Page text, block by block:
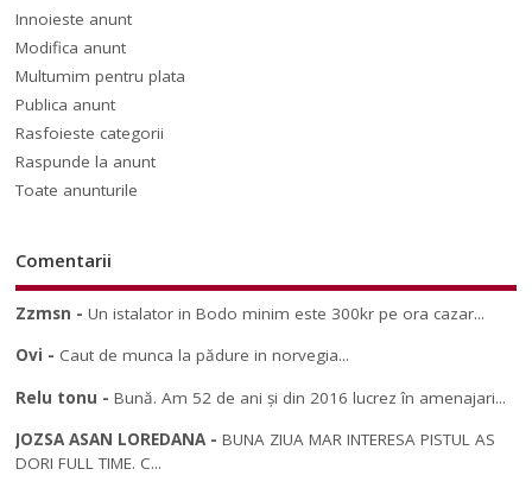
Innoieste anunt
Modifica anunt
Multumim pentru plata
Publica anunt
Rasfoieste categorii
Raspunde la anunt
Toate anunturile
Comentarii
Zzmsn -Un istalator in Bodo minim este 300kr pe ora cazar...
Ovi - Caut de munca la pădure in norvegia...
Relu tonu -Bună. Am 52 de ani și din 2016 lucrez în amenajari...
JOZSA ASAN LOREDANA-BUNA ZIUA MAR INTERESA PISTUL AS
DORI FULL TIME. C...